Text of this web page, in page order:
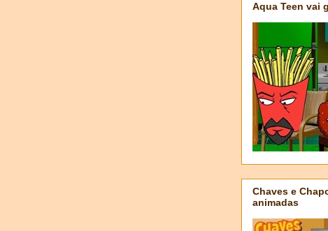
Aqua Teen vai
Chaves e
animadas